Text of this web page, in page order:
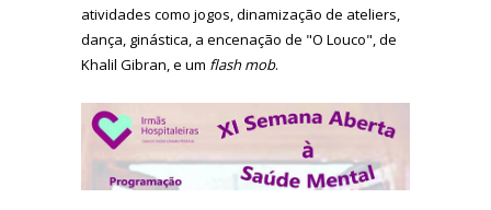
atividades como jogos, dinamização de ateliers,
dança, ginástica, a encenação de "O Louco", de
Khalil Gibran, e um flash mob.